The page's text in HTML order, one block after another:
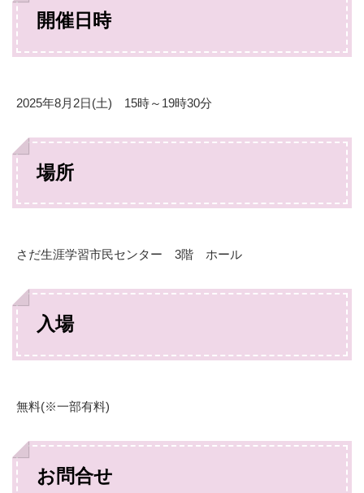
開催日時
2025年8月2日(土) 15時～19時30分
場所
さだ生涯学習市民センター 3階 ホール
入場
無料(※一部有料)
お問合せ